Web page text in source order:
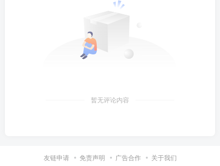
暂无评论内容
友链申请 免责声明 广告合作 关于我们